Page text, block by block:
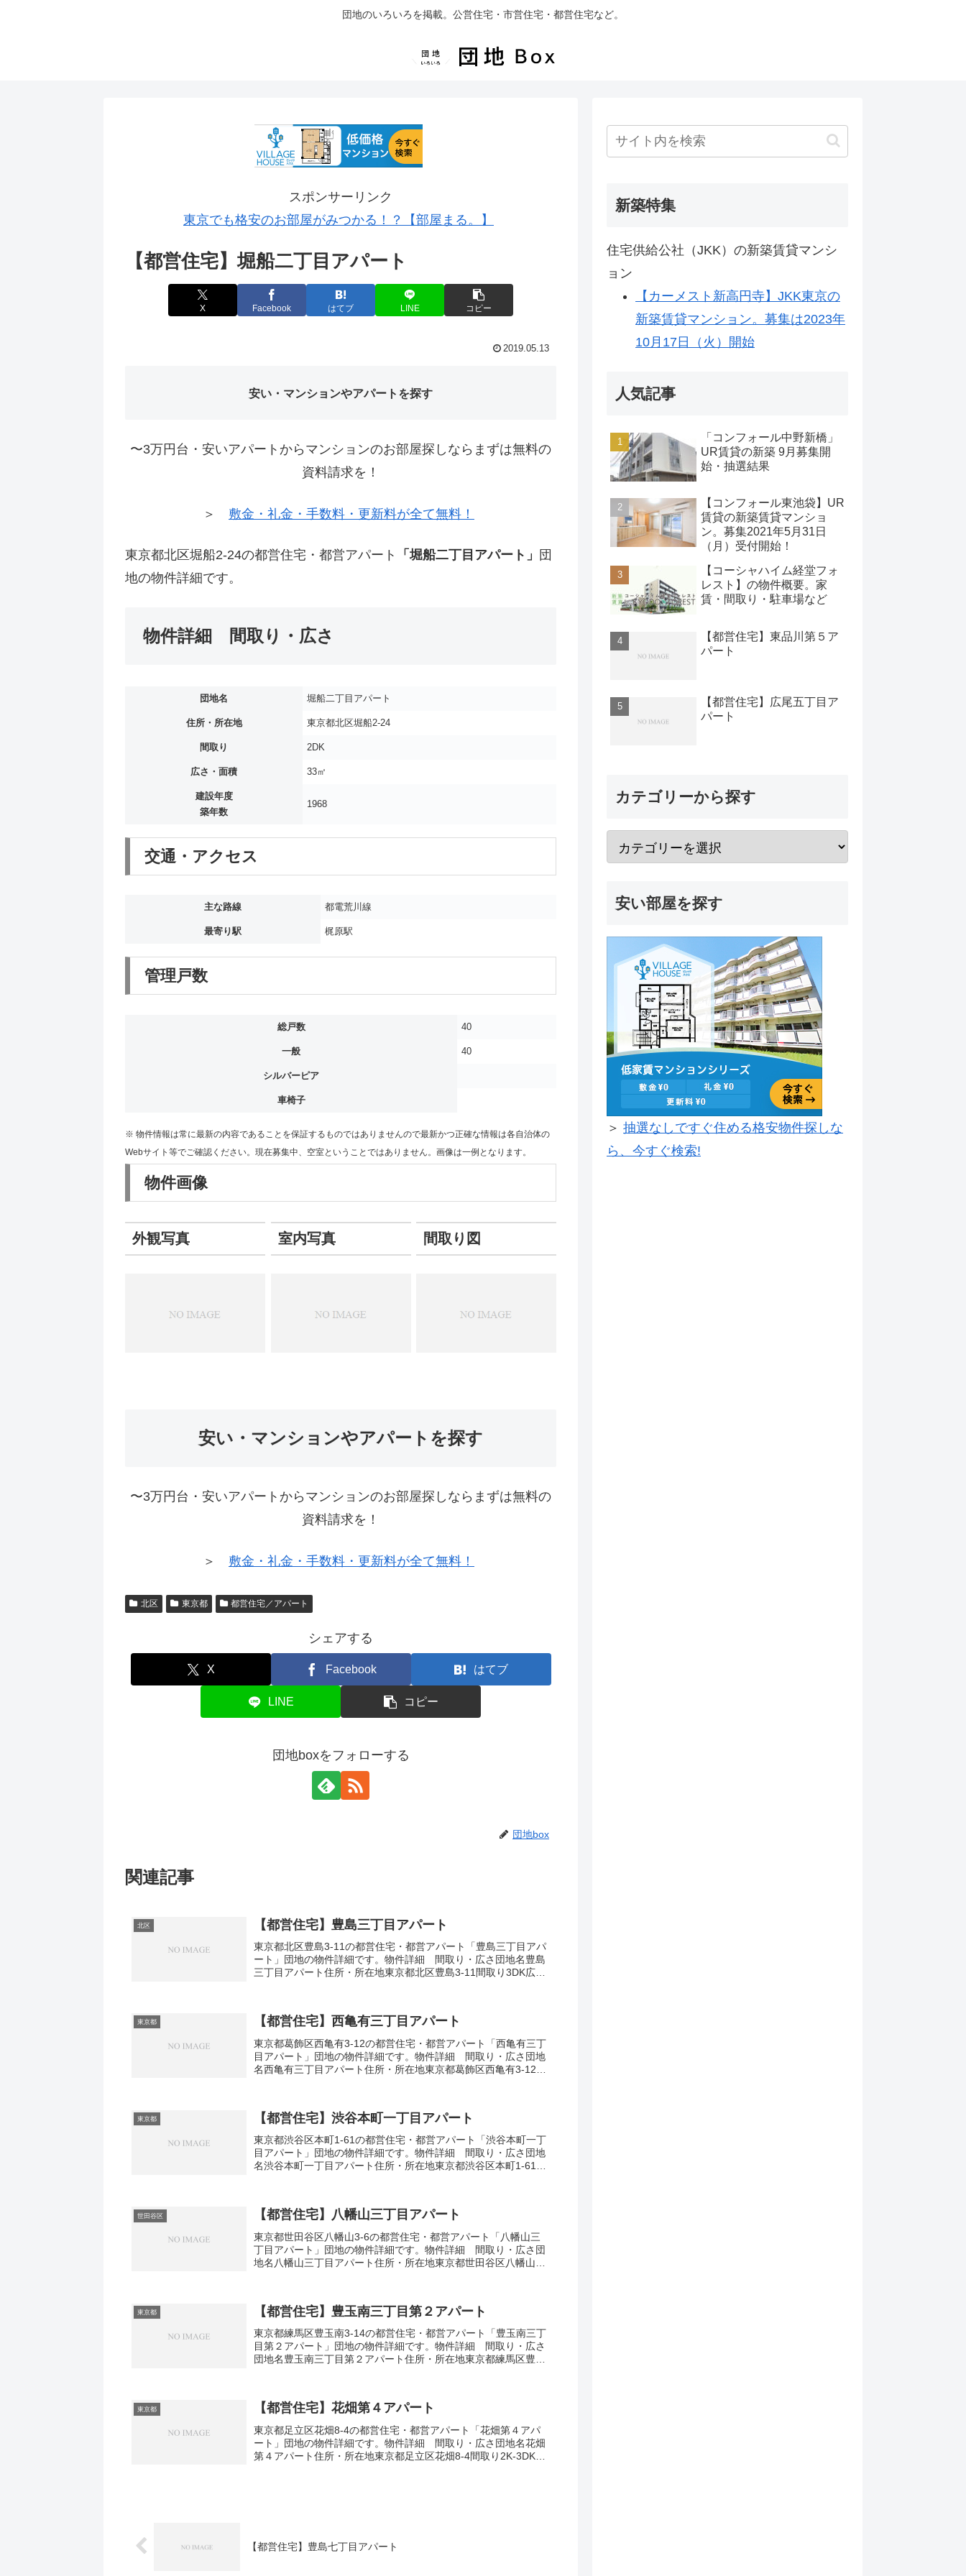
団地のいろいろを掲載。公営住宅・市営住宅・都営住宅など。
スポンサーリンク
東京でも格安のお部屋がみつかる！？【部屋まる。】
【都営住宅】堀船二丁目アパート
X Facebook はてブ LINE コピー
2019.05.13
安い・マンションやアパートを探す
〜3万円台・安いアパートからマンションのお部屋探しならまずは無料の
資料請求を！
＞ 敷金・礼金・手数料・更新料が全て無料！
東京都北区堀船2-24の都営住宅・都営アパート 「堀船二丁目アパート」
団
地の物件詳細です。
物件詳細 間取り・広さ
団地名 堀船二丁目アパート
住所・所在地 東京都北区堀船2-24
間取り 2DK
広さ・面積 33㎡
建設年度
築年数
1968
交通・アクセス
主な路線 都電荒川線
最寄り駅 梶原駅
管理戸数
総戸数 40
一般 40
シルバーピア
車椅子
※ 物件情報は常に最新の内容であることを保証するものではありませんので最新かつ正確な情報は各自治体の
Webサイト等でご確認ください。現在募集中、空室ということではありません。画像は一例となります。
物件画像
外観写真 室内写真 間取り図
安い・マンションやアパートを探す
〜3万円台・安いアパートからマンションのお部屋探しならまずは無料の
資料請求を！
＞ 敷金・礼金・手数料・更新料が全て無料！
北区 東京都 都営住宅／アパート
シェアする
X Facebook はてブ
LINE コピー
団地boxをフォローする
団地box
関連記事
北区 【都営住宅】豊島三丁目アパート
東京都北区豊島3-11の都営住宅・都営アパート「豊島三丁目アパ
ート」団地の物件詳細です。物件詳細 間取り・広さ団地名豊島
三丁目アパート住所・所在地東京都北区豊島3-11間取り3DK広
東京都 【都営住宅】西亀有三丁目アパート
東京都葛飾区西亀有3-12の都営住宅・都営アパート「西亀有三丁
目アパート」団地の物件詳細です。物件詳細 間取り・広さ団地
名西亀有三丁目アパート住所・所在地東京都葛飾区西亀有3-12間
東京都 【都営住宅】渋谷本町一丁目アパート
東京都渋谷区本町1-61の都営住宅・都営アパート「渋谷本町一丁
目アパート」団地の物件詳細です。物件詳細 間取り・広さ団地
名渋谷本町一丁目アパート住所・所在地東京都渋谷区本町1-61間
世田谷区 【都営住宅】八幡山三丁目アパート
東京都世田谷区八幡山3-6の都営住宅・都営アパート「八幡山三
丁目アパート」団地の物件詳細です。物件詳細 間取り・広さ団
地名八幡山三丁目アパート住所・所在地東京都世田谷区八幡山3-
東京都 【都営住宅】豊玉南三丁目第２アパート
東京都練馬区豊玉南3-14の都営住宅・都営アパート「豊玉南三丁
目第２アパート」団地の物件詳細です。物件詳細 間取り・広さ
団地名豊玉南三丁目第２アパート住所・所在地東京都練馬区豊玉
東京都 【都営住宅】花畑第４アパート
東京都足立区花畑8-4の都営住宅・都営アパート「花畑第４アパ
ート」団地の物件詳細です。物件詳細 間取り・広さ団地名花畑
第４アパート住所・所在地東京都足立区花畑8-4間取り2K-3DK広
【都営住宅】豊島七丁目アパート
新築特集
住宅供給公社（JKK）の新築賃貸マンシ
ョン
【カーメスト新高円寺】JKK東京の
新築賃貸マンション。募集は2023年
10月17日（火）開始
人気記事
「コンフォール中野新橋」
UR賃貸の新築 9月募集開
始・抽選結果
【コンフォール東池袋】UR
賃貸の新築賃貸マンショ
ン。募集2021年5月31日
（月）受付開始！
【コーシャハイム経堂フォ
レスト】の物件概要。家
賃・間取り・駐車場など
【都営住宅】東品川第５ア
パート
【都営住宅】広尾五丁目ア
パート
カテゴリーから探す
安い部屋を探す
＞ 抽選なしですぐ住める格安物件探しな
ら、今すぐ検索!